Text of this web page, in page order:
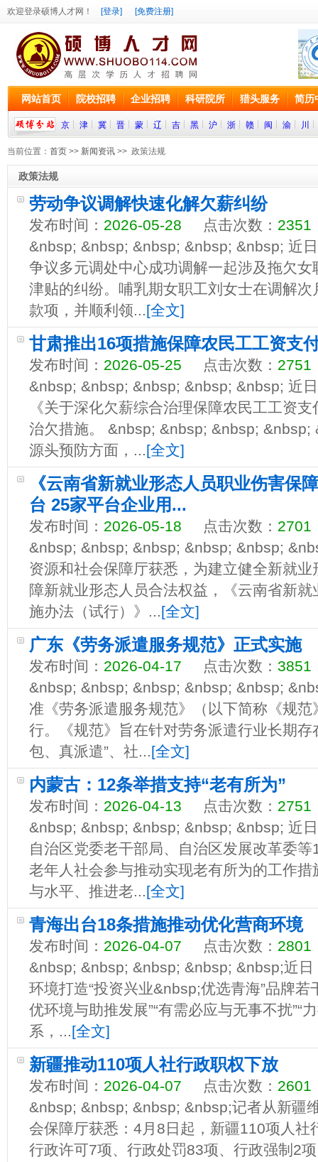
欢迎登录硕博人才网！ [登录] [免费注册]
网站首页 院校招聘 企业招聘 科研院所 猎头服务 简历
京 津 冀 晋 蒙 辽 吉 黑 沪 浙 赣 闽 渝 川
当前位置： 首页 >> 新闻资讯 >> 政策法规
政策法规
劳动争议调解快速化解欠薪纠纷
发布时间： 2026-05-28 点击次数： 2351
&nbsp; &nbsp; &nbsp; &nbsp; &nbsp; 近
争议多元调处中心成功调解一起涉及拖欠
津贴的纠纷。哺乳期女职工刘女士在调解
款项，并顺利领...[全文]
甘肃推出16项措施保障农民工工资支
发布时间： 2026-05-25 点击次数： 2751
&nbsp; &nbsp; &nbsp; &nbsp; &nbsp; 近
《关于深化欠薪综合治理保障农民工工资
治欠措施。 &nbsp; &nbsp; &nbsp; &nbsp;
源头预防方面，...[全文]
《云南省新就业形态人员职业伤害保
台 25家平台企业用...
发布时间： 2026-05-18 点击次数： 2701
&nbsp; &nbsp; &nbsp; &nbsp; &nbsp;
资源和社会保障厅获悉，为建立健全新就
障新就业形态人员合法权益，《云南省新
施办法（试行）》...[全文]
广东《劳务派遣服务规范》正式实施
发布时间： 2026-04-17 点击次数： 3851
&nbsp; &nbsp; &nbsp; &nbsp; &nbsp;
准《劳务派遣服务规范》（以下简称《规
行。《规范》旨在针对劳务派遣行业长期存
包、真派遣”、社...[全文]
内蒙古：12条举措支持“老有所为”
发布时间： 2026-04-13 点击次数： 2751
&nbsp; &nbsp; &nbsp; &nbsp; &nbsp; 近
自治区党委老干部局、自治区发展改革委
老年人社会参与推动实现老有所为的工作
与水平、推进老...[全文]
青海出台18条措施推动优化营商环境
发布时间： 2026-04-07 点击次数： 2801
&nbsp; &nbsp; &nbsp; &nbsp; &nbsp;近
环境打造“投资兴业&nbsp;优选青海”品牌若
优环境与助推发展”“有需必应与无事不扰”“
系，...[全文]
新疆推动110项人社行政职权下放
发布时间： 2026-04-07 点击次数： 2601
&nbsp; &nbsp; &nbsp; &nbsp;记者从新疆
会保障厅获悉：4月8日起，新疆110项人社
行政许可7项、行政处罚83项、行政强制2